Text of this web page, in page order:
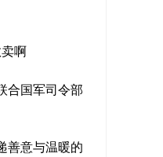
啊
合国军司令部
善意与温暖的